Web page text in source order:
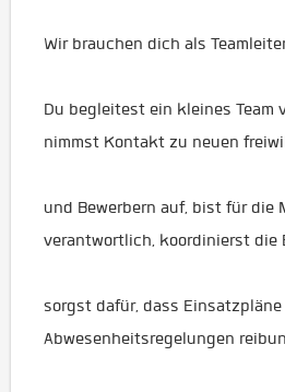
Wir brauchen dich als
Du begleitest ein kleines Team
nimmst Kontakt zu neuen
und Bewerbern auf, bist für die
verantwortlich, koordinierst die
sorgst dafür, dass
Abwesenheitsregelungen